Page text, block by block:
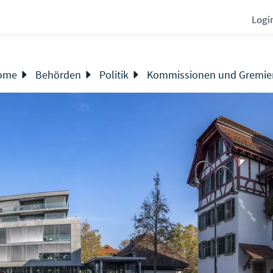
Behörden Politik Kommissionen und